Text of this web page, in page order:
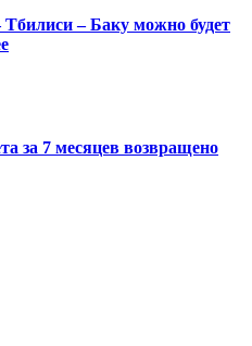
– Баку можно будет
за 7 месяцев возвращено